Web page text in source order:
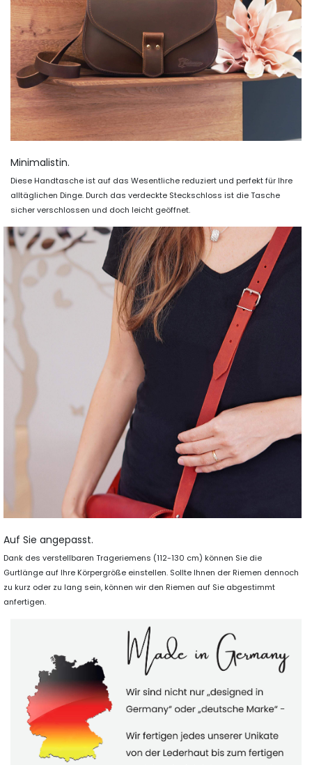
Minimalistin.
Diese Handtasche ist auf das Wesentliche reduziert und perfekt für Ihre
alltäglichen Dinge. Durch das verdeckte Steckschloss ist die Tasche
sicher verschlossen und doch leicht geöffnet.
Auf Sie angepasst.
Dank des verstellbaren Trageriemens (112-130 cm) können Sie die
Gurtlänge auf Ihre Körpergröße einstellen. Sollte Ihnen der Riemen dennoch
zu kurz oder zu lang sein, können wir den Riemen auf Sie abgestimmt
anfertigen.